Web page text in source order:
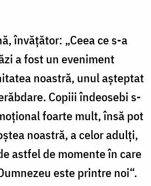
învăţător: „Ceea ce s-a
a fost un eveniment
noastră, unul aşteptat
Copiii îndeosebi s-
foarte mult, însă pot
noastră, a celor adulţi,
astfel de momente în care
este printre noi“.